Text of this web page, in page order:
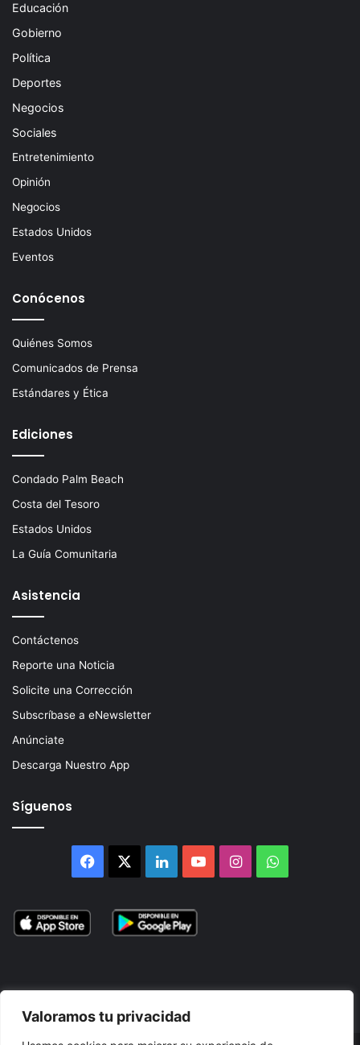
Valoramos tu privacidad
Educación
Gobierno
Política
Deportes
Negocios
Sociales
Entretenimiento
Opinión
Negocios
Estados Unidos
Eventos
Conócenos
Quiénes Somos
Comunicados de Prensa
Estándares y Ética
Ediciones
Condado Palm Beach
Costa del Tesoro
Estados Unidos
La Guía Comunitaria
Asistencia
Contáctenos
Reporte una Noticia
Solicite una Corrección
Subscríbase a eNewsletter
Anúnciate
Descarga Nuestro App
Síguenos
Facebook LinkedInYouTubeInstagramWhatsApp